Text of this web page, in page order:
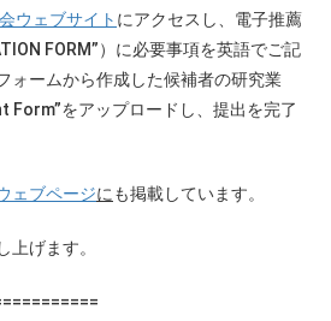
ウェブサイト にアクセスし、電子推薦
FORM”）に必要事項を英語でご記
ォームから作成した候補者の研究業
Form”をアップロードし、提出を完了
ェブページに も掲載しています。
上げます。